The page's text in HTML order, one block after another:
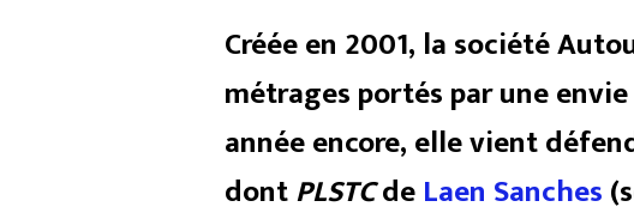
Créée en 2001, la société
métrages portés par une
année encore, elle vient
dontPLSTCdeLaen Sanches